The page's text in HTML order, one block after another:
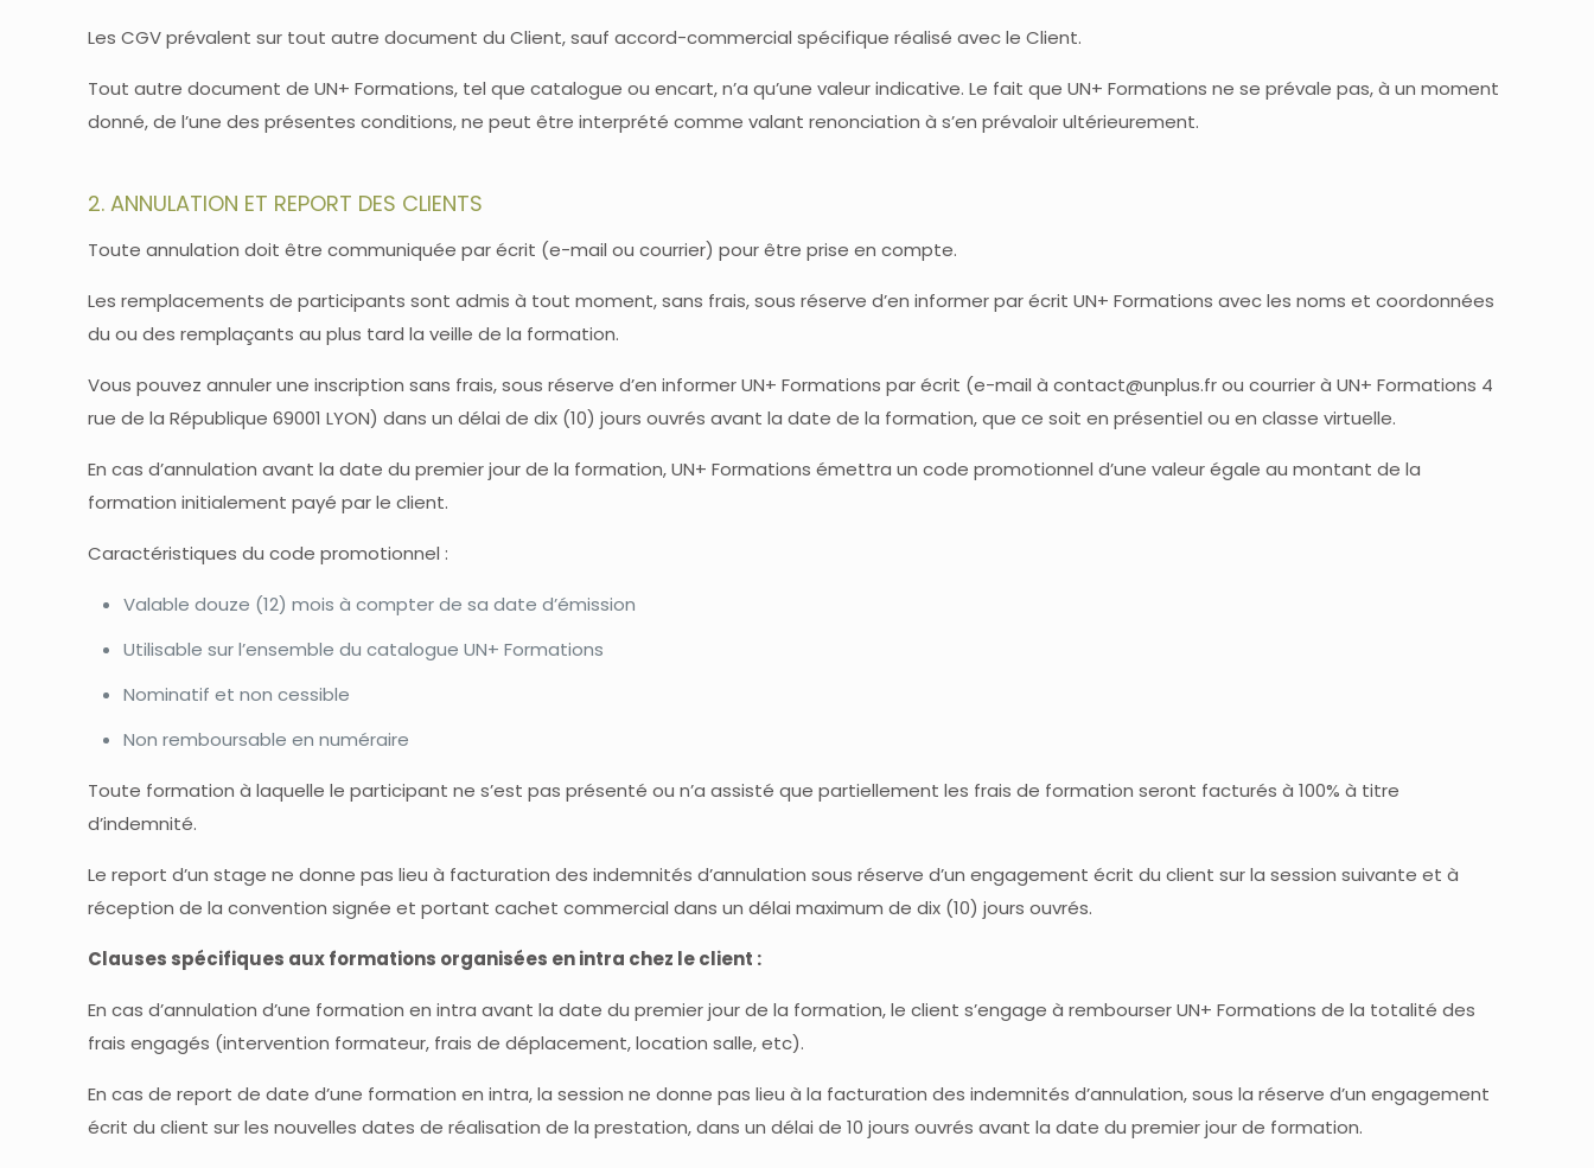
Les CGV prévalent sur tout autre document du Client, sauf accord-commercial spécifique réalisé avec le Client.
Tout autre document de UN+ Formations, tel que catalogue ou encart, n’a qu’une valeur indicative. Le fait que UN+ Formations ne se prévale pas, à un moment
donné, de l’une des présentes conditions, ne peut être interprété comme valant renonciation à s’en prévaloir ultérieurement.
2. ANNULATION ET REPORT DES CLIENTS
Toute annulation doit être communiquée par écrit (e-mail ou courrier) pour être prise en compte.
Les remplacements de participants sont admis à tout moment, sans frais, sous réserve d’en informer par écrit UN+ Formations avec les noms et coordonnées
du ou des remplaçants au plus tard la veille de la formation.
Vous pouvez annuler une inscription sans frais, sous réserve d’en informer UN+ Formations par écrit (e-mail à contact@unplus.fr ou courrier à UN+ Formations 4
rue de la République 69001 LYON) dans un délai de dix (10) jours ouvrés avant la date de la formation, que ce soit en présentiel ou en classe virtuelle.
En cas d’annulation avant la date du premier jour de la formation, UN+ Formations émettra un code promotionnel d’une valeur égale au montant de la
formation initialement payé par le client.
Caractéristiques du code promotionnel :
Valable douze (12) mois à compter de sa date d’émission
Utilisable sur l’ensemble du catalogue UN+ Formations
Nominatif et non cessible
Non remboursable en numéraire
Toute formation à laquelle le participant ne s’est pas présenté ou n’a assisté que partiellement les frais de formation seront facturés à 100% à titre
d’indemnité.
Le report d’un stage ne donne pas lieu à facturation des indemnités d’annulation sous réserve d’un engagement écrit du client sur la session suivante et à
réception de la convention signée et portant cachet commercial dans un délai maximum de dix (10) jours ouvrés.
Clauses spécifiques aux formations organisées en intra chez le client :
En cas d’annulation d’une formation en intra avant la date du premier jour de la formation, le client s’engage à rembourser UN+ Formations de la totalité des
frais engagés (intervention formateur, frais de déplacement, location salle, etc).
En cas de report de date d’une formation en intra, la session ne donne pas lieu à la facturation des indemnités d’annulation, sous la réserve d’un engagement
écrit du client sur les nouvelles dates de réalisation de la prestation, dans un délai de 10 jours ouvrés avant la date du premier jour de formation.